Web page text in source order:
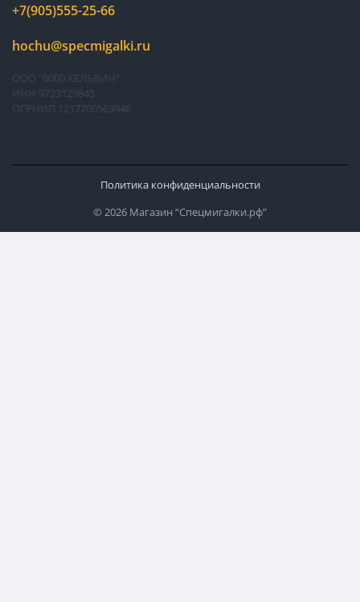
+7(905)555-25-66
hochu@specmigalki.ru
ООО "6000 КЕЛЬВИН"
ИНН 9723129845
ОГРНИП 1217700563948
Политика конфиденциальности
© 2026 Магазин “Спецмигалки.рф”